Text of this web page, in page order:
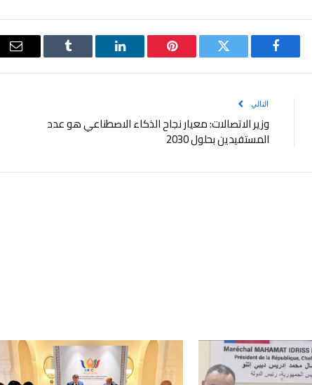
فيسبوك
تويتر بينتيريستلينكدإن Tumblr
التالي
وزير الاتصالات: معيار نجاح الذكاء الاصطناعي هو عدد
المستفيدين بحلول 2030